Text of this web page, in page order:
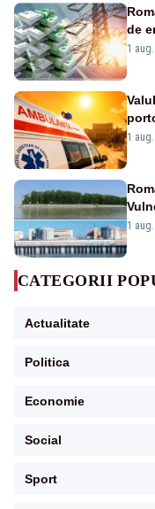
de
1
1
în
1
CATEGORII
Actualitate
Politica
Economie
Social
Sport